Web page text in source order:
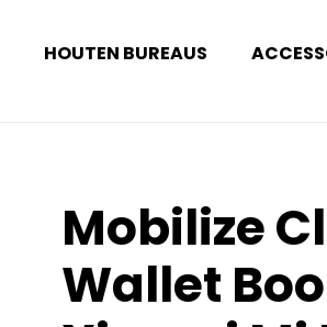
HOUTEN BUREAUS
Mobilize
Wallet